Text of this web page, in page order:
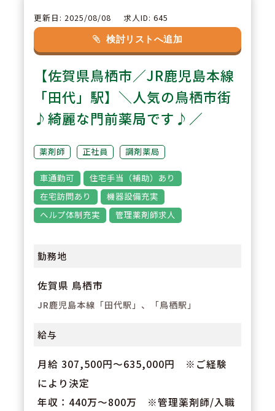
としてカウント。半日＋半日での
1日休みカウントはなし。ブロッ
ク長・エリア長が在籍するためお
休み時のフォロー体制も安心。有
給取得の推進を目標に、有休は1
時間単位での取得も可能！
POINT3
より働きやすい環境作りへの取り
組み例として、社員が日常的に意
見や改善案を投稿できるみらい箱
積極的にあげてほしいとの思いか
れています。
更新日: 2025/08/08 求人ID: 645
検討リストへ追加
【佐賀県鳥栖市／JR鹿児島本線
「田代」駅】＼人気の鳥栖市街
♪綺麗な門前薬局です♪／
薬剤師 正社員 調剤薬局
車通勤可
住宅手当（補助）あり
在宅訪問あり
機器設備充実
ヘルプ体制充実
管理薬剤師求人
勤務地
佐賀県 鳥栖市
JR鹿児島本線「田代駅」、「鳥栖駅」
給与
月給 307,500円～635,000円 ※ご経験
により決定
年収：440万～800万 ※管理薬剤師/入職